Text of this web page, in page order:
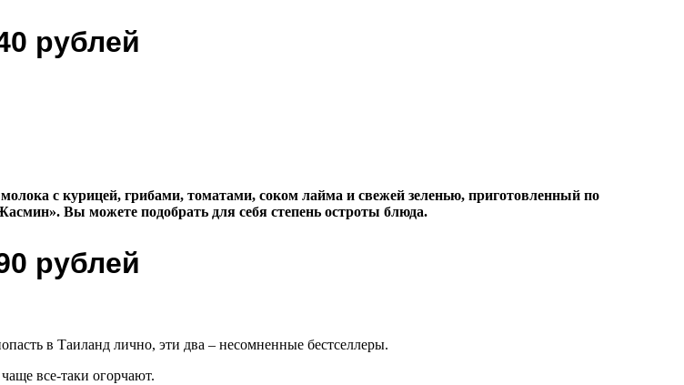
рублей
с курицей, грибами, томатами, соком лайма и свежей зеленью, приготовленный по
Вы можете подобрать для себя степень остроты блюда.
рублей
в Таиланд лично, эти два – несомненные бестселлеры.
все-таки огорчают.